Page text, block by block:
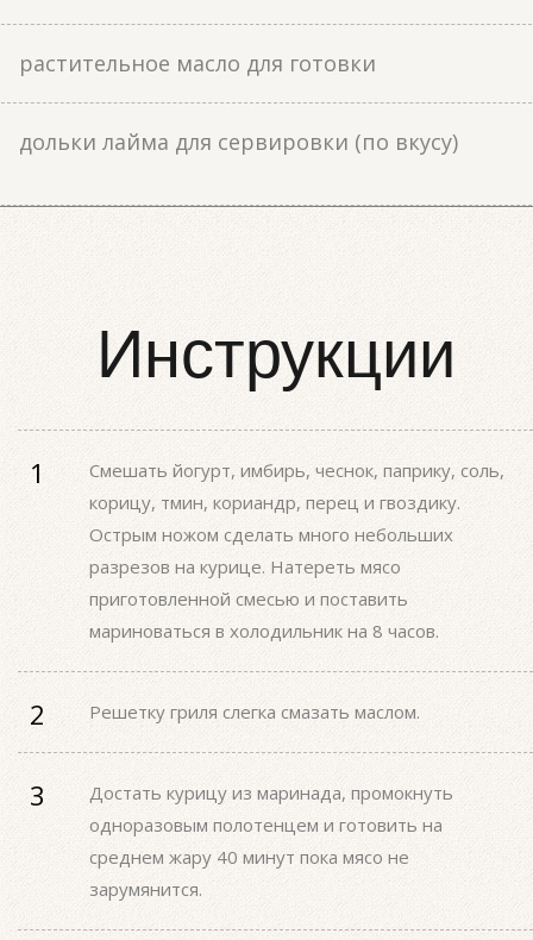
растительное масло для готовки
дольки лайма для сервировки (по вкусу)
Инструкции
Смешать йогурт, имбирь, чеснок, паприку, соль,
корицу, тмин, кориандр, перец и гвоздику.
Острым ножом сделать много небольших
разрезов на курице. Натереть мясо
приготовленной смесью и поставить
мариноваться в холодильник на 8 часов.
Решетку гриля слегка смазать маслом.
Достать курицу из маринада, промокнуть
одноразовым полотенцем и готовить на
среднем жару 40 минут пока мясо не
зарумянится.